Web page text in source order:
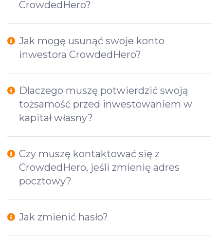
CrowdedHero?
Jak mogę usunąć swoje konto
inwestora CrowdedHero?
Dlaczego muszę potwierdzić swoją
tożsamość przed inwestowaniem w
kapitał własny?
Czy muszę kontaktować się z
CrowdedHero, jeśli zmienię adres
pocztowy?
Jak zmienić hasło?